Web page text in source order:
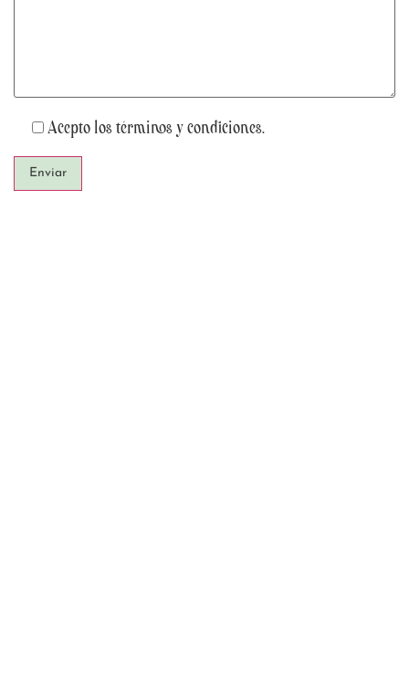
Acepto los términos y condiciones.